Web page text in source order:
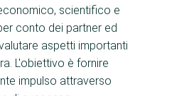
scientifico e
conto dei partner ed
aspetti importanti
L'obiettivo è fornire
impulso attraverso